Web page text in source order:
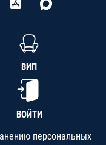
ВИП
ВОЙТИ
персональных